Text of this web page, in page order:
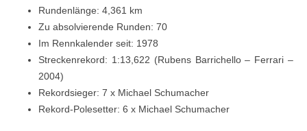
Rundenlänge: 4,361 km
Zu absolvierende Runden: 70
Im Rennkalender seit: 1978
Streckenrekord: 1:13,622 (Rubens Barrichello – Ferrari –
2004)
Rekordsieger: 7 x Michael Schumacher
Rekord-Polesetter: 6 x Michael Schumacher